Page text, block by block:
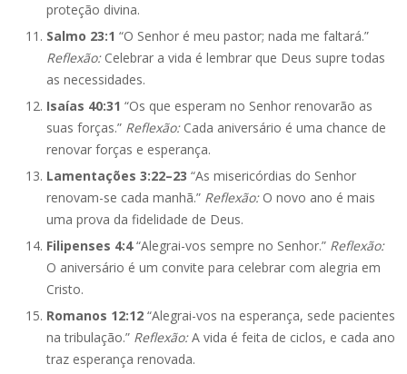
proteção divina.
Salmo 23:1 “O Senhor é meu pastor; nada me faltará.”
Reflexão:Celebrar a vida é lembrar que Deus supre todas
as necessidades.
Isaías 40:31 “Os que esperam no Senhor renovarão as
suas forças.” Reflexão:Cada aniversário é uma chance de
renovar forças e esperança.
Lamentações 3:22–23 “As misericórdias do Senhor
renovam-se cada manhã.” Reflexão:O novo ano é mais
uma prova da fidelidade de Deus.
Filipenses 4:4“Alegrai-vos sempre no Senhor.” Reflexão:
O aniversário é um convite para celebrar com alegria em
Cristo.
Romanos 12:12 “Alegrai-vos na esperança, sede pacientes
na tribulação.” Reflexão:A vida é feita de ciclos, e cada ano
traz esperança renovada.